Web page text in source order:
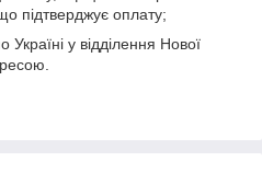
підтверджує оплату;
у відділення Нової